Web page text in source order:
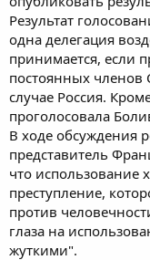
Результат
одна делегация
принимается, если
постоянных членов
случае Россия.
проголосовала
В ходе обсуждения
представитель
что использование
преступление,
против
глаза на
жуткими".